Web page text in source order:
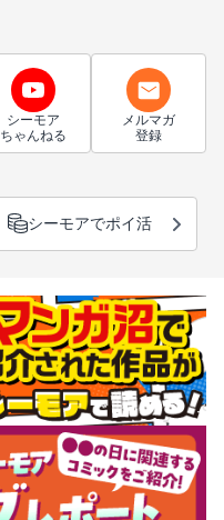
シーモア
ちゃんねる
メルマガ
登録
シーモアでポイ活